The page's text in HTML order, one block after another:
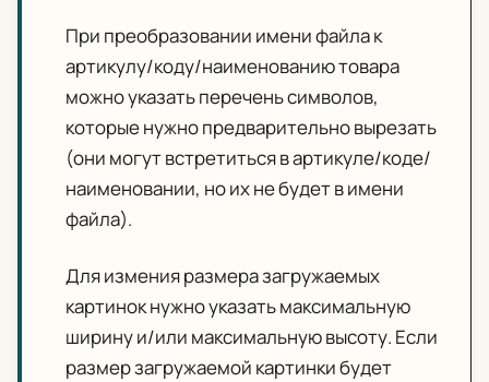
При преобразовании имени файла к
артикулу/коду/наименованию товара
можно указать перечень символов,
которые нужно предварительно вырезать
(они могут встретиться в артикуле/коде/
наименовании, но их не будет в имени
файла).
Для измения размера загружаемых
картинок нужно указать максимальную
ширину и/или максимальную высоту. Если
размер загружаемой картинки будет